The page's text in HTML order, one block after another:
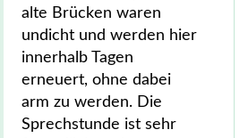
alte Brücken waren
undicht und werden hier
innerhalb Tagen
erneuert, ohne dabei
arm zu werden. Die
Sprechstunde ist sehr